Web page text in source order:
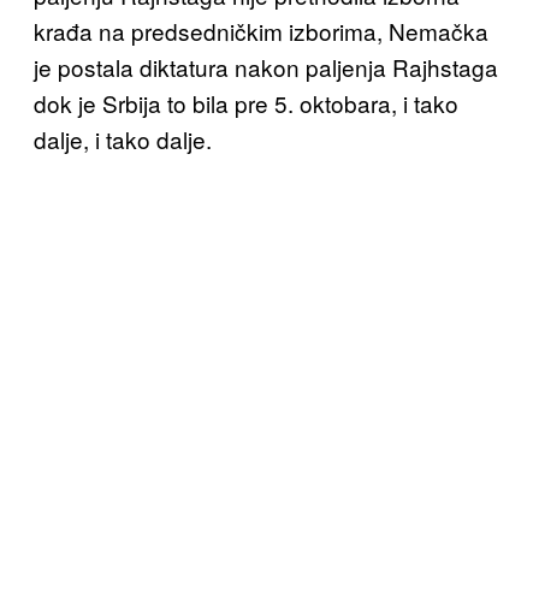
krađa na predsedničkim izborima, Nemačka
je postala diktatura nakon paljenja Rajhstaga
dok je Srbija to bila pre 5. oktobara, i tako
dalje, i tako dalje.